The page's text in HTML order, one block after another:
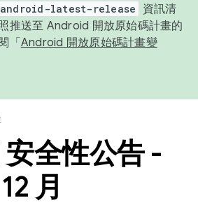
android-latest-release
資訊清
推送至 Android 開放原始碼計畫的
「 Android 開放原始碼計畫變
全性公告 -
月